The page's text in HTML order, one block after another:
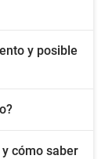
y posible
cómo saber